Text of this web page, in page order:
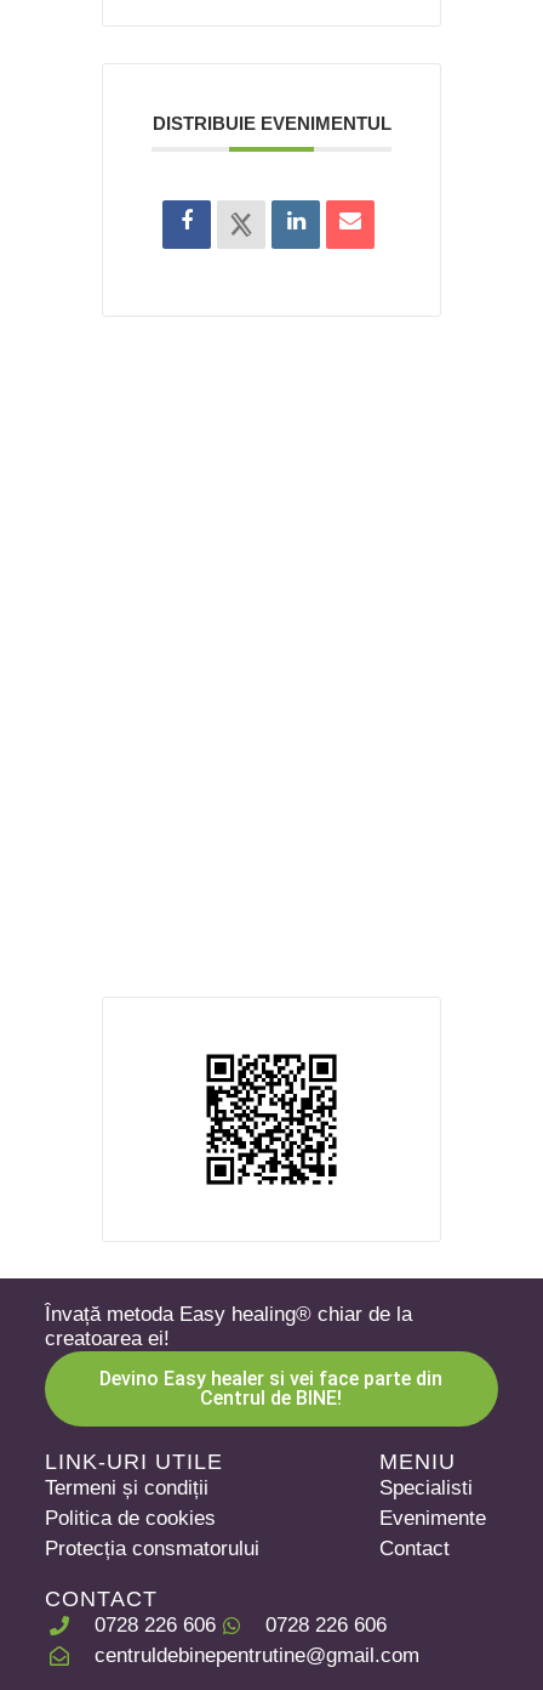
DISTRIBUIE EVENIMENTUL
Învață metoda Easy healing® chiar de la
creatoarea ei!
Devino Easy healer si vei face parte din
Centrul de BINE!
LINK-URI UTILE
Termeni și condiții
Politica de cookies
Protecția consmatorului
MENIU
Specialisti
Evenimente
Contact
CONTACT
0728 226 606
0728 226 606
centruldebinepentrutine@gmail.com